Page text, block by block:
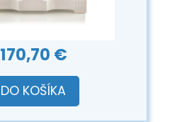
170,70 €
DO KOŠÍKA